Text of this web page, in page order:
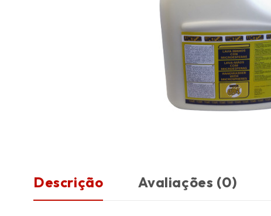
Descrição Avaliações (0)